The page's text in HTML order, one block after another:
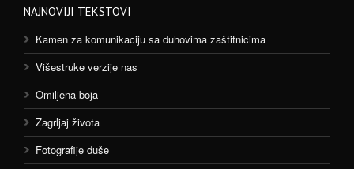
NAJNOVIJI TEKSTOVI
Kamen za komunikaciju sa duhovima zaštitnicima
Višestruke verzije nas
Omiljena boja
Zagrljaj života
Fotografije duše